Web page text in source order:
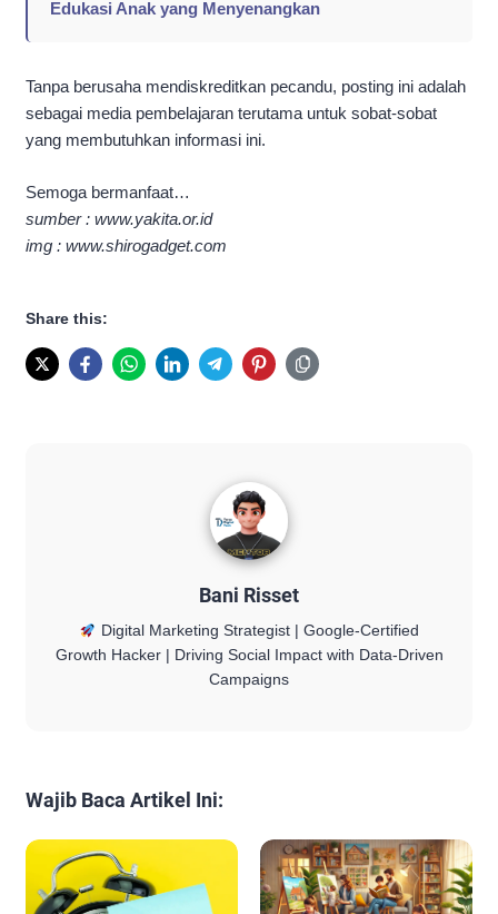
Edukasi Anak yang Menyenangkan
Tanpa berusaha mendiskreditkan pecandu, posting ini adalah
sebagai media pembelajaran terutama untuk sobat-sobat
yang membutuhkan informasi ini.
Semoga bermanfaat…
sumber : www.yakita.or.id
img : www.shirogadget.com
Share this:
Bani Risset
Digital Marketing Strategist | Google-Certified
Growth Hacker | Driving Social Impact with Data-Driven
Campaigns
Wajib Baca Artikel Ini: